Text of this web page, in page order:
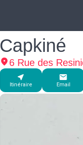
Capkiné
6 Rue des
Itinéraire Email